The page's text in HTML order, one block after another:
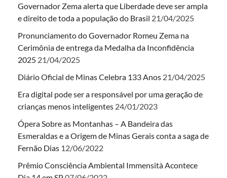
Governador Zema alerta que Liberdade deve ser ampla
e direito de toda a população do Brasil 21/04/2025
Pronunciamento do Governador Romeu Zema na
Cerimônia de entrega da Medalha da Inconfidência
2025 21/04/2025
Diário Oficial de Minas Celebra 133 Anos 21/04/2025
Era digital pode ser a responsável por uma geração de
crianças menos inteligentes 24/01/2023
Ópera Sobre as Montanhas – A Bandeira das
Esmeraldas e a Origem de Minas Gerais conta a saga de
Fernão Dias 12/06/2022
Prêmio Consciência Ambiental Immensità Acontece